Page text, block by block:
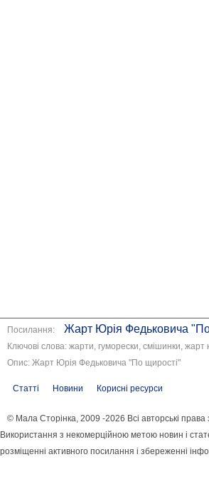
Посилання: Жарт Юрія Федьковича
Ключові слова: жарти, гуморески, смішинки,
Опис: Жарт Юрія Федьковича "По щирості"
Статті Новини Корисні ресурси
© Мала Сторінка, 2009 -2026 Всі авторські права
Використання з некомерційною метою новин і
розміщенні активного посилання і збереженні